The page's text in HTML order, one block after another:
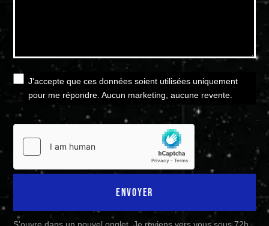
J'accepte que ces données soient utilisées uniquement
pour me répondre. Aucun marketing, aucune revente.
ENVOYER